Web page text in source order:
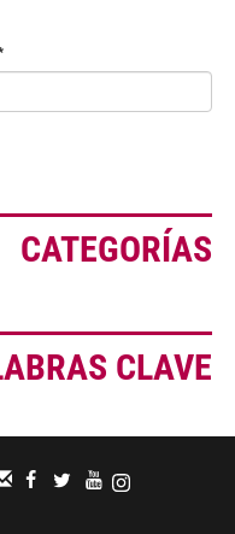
CATEGORÍAS
CLAVE